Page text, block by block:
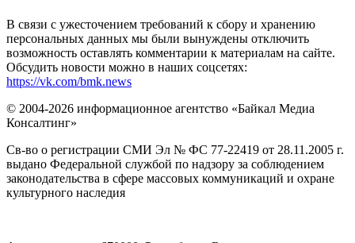
В связи с ужесточением требований к сбору и хранению
персональных данных мы были вынуждены отключить
возможность оставлять комментарии к материалам на сайте.
Обсудить новости можно в наших соцсетях:
https://vk.com/bmk.news
© 2004-2026 информационное агентство «Байкал Медиа
Консалтинг»
Св-во о регистрации СМИ Эл № ФС 77-22419 от 28.11.2005 г.
выдано Федеральной службой по надзору за соблюдением
законодательства в сфере массовых коммуникаций и охране
культурного наследия